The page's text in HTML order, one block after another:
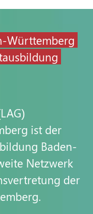
Württemberg
ist der
Baden-
Netzwerk
der